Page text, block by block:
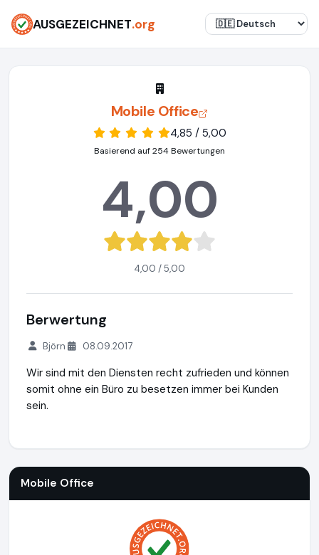
AUSGEZEICHNET.org
Mobile Office
4,85 / 5,00
Basierend auf 254 Bewertungen
4,00
4,00 / 5,00
Berwertung
Björn 08.09.2017
Wir sind mit den Diensten recht zufrieden und können
somit ohne ein Büro zu besetzen immer bei Kunden
sein.
Mobile Office